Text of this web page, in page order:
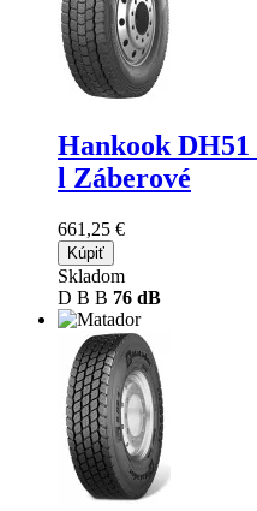
Hankook DH51
l Záberové
661,25 €
Kúpiť
Skladom
D B B 76 dB